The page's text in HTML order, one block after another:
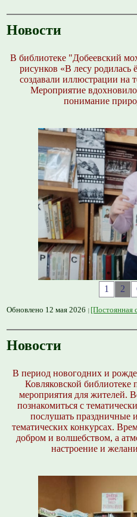
Новости
В библиотеке "Добеевский
рисунков «В лесу родилась
создавали иллюстрации на
Мероприятие
понимание
1 2
Обновлено 12 мая 2026 [Постоянная
Новости
В период новогодних и
Ковляковской
мероприятия для жителей.
познакомиться с
послушать праздничные
тематических конкурсах.
добром и волшебством, а
настроение и